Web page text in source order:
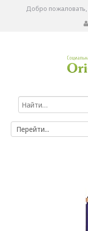
Добро пожаловать,